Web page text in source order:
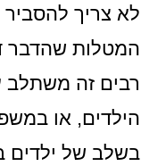
לא צריך להסביר
המטלות שהדבר
רבים זה משתלב עם
הילדים, או
בשלב של ילדים